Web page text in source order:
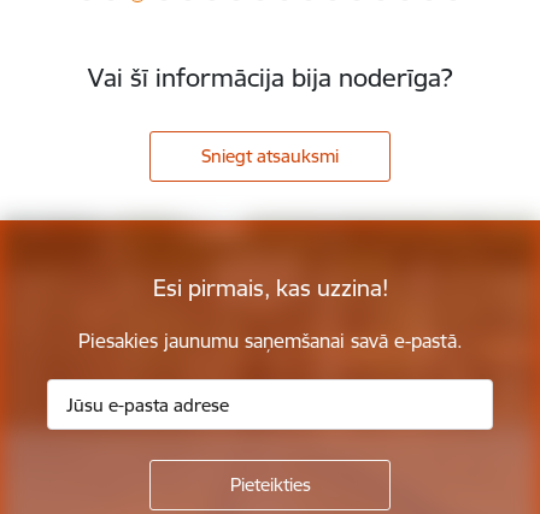
Vai šī informācija bija noderīga?
Sniegt atsauksmi
Esi pirmais, kas uzzina!
Piesakies jaunumu saņemšanai savā e-pastā.